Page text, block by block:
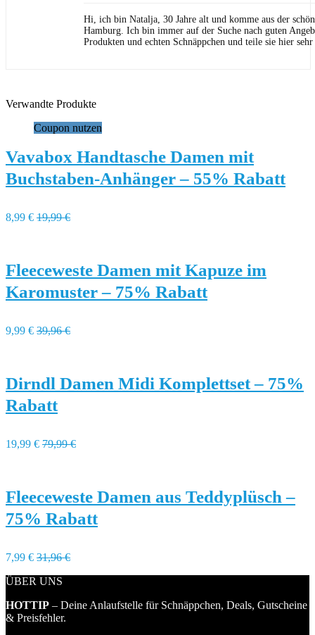
Hi, ich bin Natalja, 30 Jahre alt und komme aus der
Hamburg. Ich bin immer auf der Suche nach guten
Produkten und echten Schnäppchen und teile sie hier
Verwandte Produkte
Coupon nutzen
Vavabox Handtasche Damen mit
Buchstaben-Anhänger – 55% Rabatt
8,99 € 19,99 €
Fleeceweste Damen mit Kapuze im
Karomuster – 75% Rabatt
9,99 € 39,96 €
Dirndl Damen Midi Komplettset – 75%
Rabatt
19,99 € 79,99 €
Fleeceweste Damen aus Teddyplüsch –
75% Rabatt
7,99 € 31,96 €
ÜBER UNS
HOTTIP – Deine Anlaufstelle für Schnäppchen, Deals, Gutscheine
& Preisfehler.